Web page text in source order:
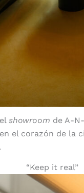
showroom de A-
el corazón de la
“Keep it real”